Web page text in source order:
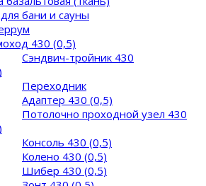
бани и сауны
430 (0,5)
Сэндвич-тройник 430
Переходник
Адаптер 430 (0,5)
Потолочно проходной узел 430
Консоль 430 (0,5)
Колено 430 (0,5)
Шибер 430 (0,5)